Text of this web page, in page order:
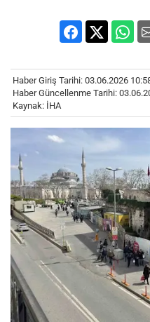
Haber Giriş Tarihi: 03.06.2026
Haber Güncellenme Tarihi:
Kaynak: İHA